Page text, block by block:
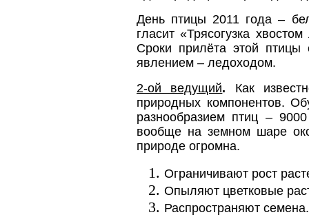
День птицы 2011 года –
гласит «Трясогузка
Сроки прилёта этой
явлением – ледоходом.
2-ой ведущий. Как
природных компонентов.
разнообразием птиц –
вообще на земном шаре
природе огромна.
Ограничивают рост
Опыляют цветковые
Распространяют семена.